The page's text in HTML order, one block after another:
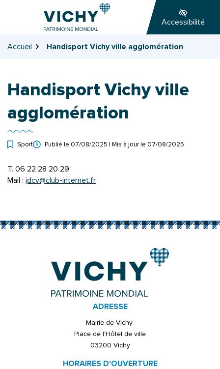
page
Accessibilité
Accueil Handisport Vichy ville agglomération
Handisport Vichy ville
agglomération
Sport Publié le 07/08/2025 | Mis à jour le 07/08/2025
T. 06 22 28 20 29
Mail : jdcv@club-internet.fr
ADRESSE
Mairie de Vichy
Place de l'Hôtel de ville
03200 Vichy
HORAIRES D'OUVERTURE